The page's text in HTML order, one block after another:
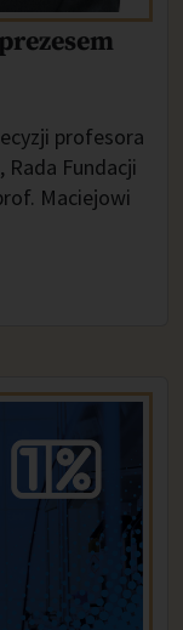
profesora
Fundacji
Maciejowi